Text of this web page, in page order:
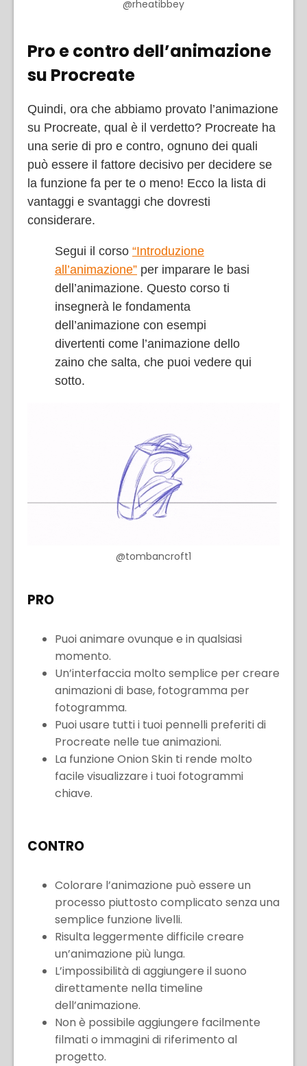
@rheatibbey
Pro e contro dell’animazione
su Procreate
Quindi, ora che abbiamo provato l’animazione
su Procreate, qual è il verdetto? Procreate ha
una serie di pro e contro, ognuno dei quali
può essere il fattore decisivo per decidere se
la funzione fa per te o meno! Ecco la lista di
vantaggi e svantaggi che dovresti
considerare.
Segui il corso “Introduzione
all’animazione” per imparare le basi
dell’animazione. Questo corso ti
insegnerà le fondamenta
dell’animazione con esempi
divertenti come l’animazione dello
zaino che salta, che puoi vedere qui
sotto.
@tombancroft1
PRO
Puoi animare ovunque e in qualsiasi
momento.
Un’interfaccia molto semplice per creare
animazioni di base, fotogramma per
fotogramma.
Puoi usare tutti i tuoi pennelli preferiti di
Procreate nelle tue animazioni.
La funzione Onion Skin ti rende molto
facile visualizzare i tuoi fotogrammi
chiave.
CONTRO
Colorare l’animazione può essere un
processo piuttosto complicato senza una
semplice funzione livelli.
Risulta leggermente difficile creare
un’animazione più lunga.
L’impossibilità di aggiungere il suono
direttamente nella timeline
dell’animazione.
Non è possibile aggiungere facilmente
filmati o immagini di riferimento al
progetto.